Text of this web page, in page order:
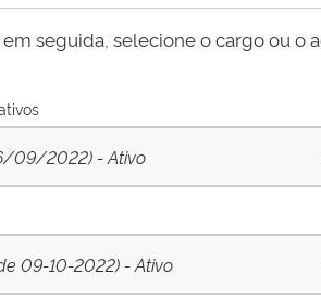
seguida, selecione o cargo ou o
09/2022) - Ativo
09-10-2022) - Ativo